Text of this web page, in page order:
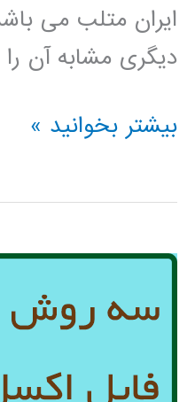
ایران متلب می
دیگری مشابه آن را
سیر
پیاز
بیشتر بخوانید »